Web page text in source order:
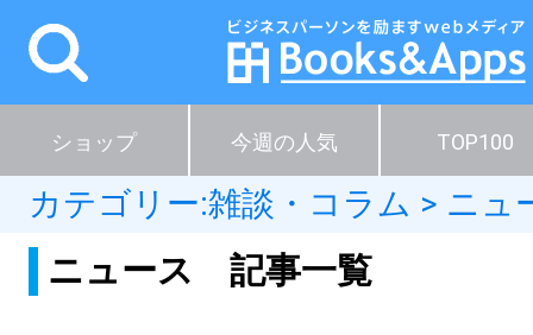
ショップ 今週の人気 TOP100
カテゴリー:雑談・コラム > ニュ
ニュース 記事一覧